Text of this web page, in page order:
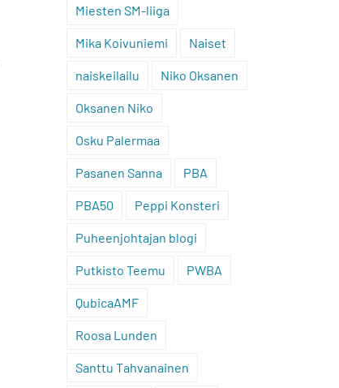
Miesten SM-liiga
Mika Koivuniemi Naiset
naiskeilailu Niko Oksanen
Oksanen Niko
Osku Palermaa
Pasanen Sanna PBA
PBA50 Peppi Konsteri
Puheenjohtajan blogi
Putkisto Teemu PWBA
QubicaAMF
Roosa Lunden
Santtu Tahvanainen